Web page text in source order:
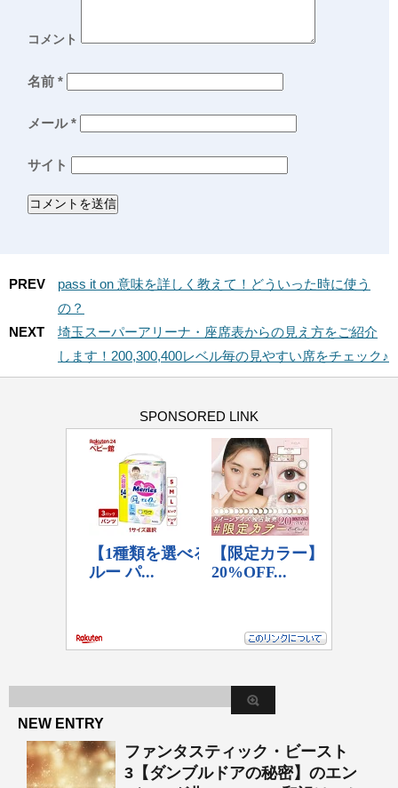
コメント
名前 *
メール*
サイト
PREV
pass it on 意味を詳しく教えて！どういった時に使う
の？
NEXT
埼玉スーパーアリーナ・座席表からの見え方をご紹介
します！200,300,400レベル毎の見やすい席をチェック♪
SPONSORED LINK
NEW ENTRY
ファンタスティック・ビースト
3【ダンブルドアの秘密】のエン